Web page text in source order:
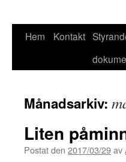
Hoppa
Hem Kontakt
Månadsarkiv:
Liten
Postat den 2017/03/29av